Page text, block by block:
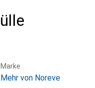
Marke
Mehr von Noreve